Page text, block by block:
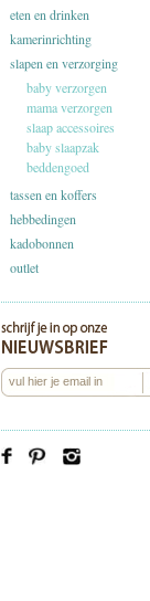
eten en drinken
kamerinrichting
slapen en verzorging
baby verzorgen
mama verzorgen
slaap accessoires
baby slaapzak
beddengoed
tassen en koffers
hebbedingen
kadobonnen
outlet